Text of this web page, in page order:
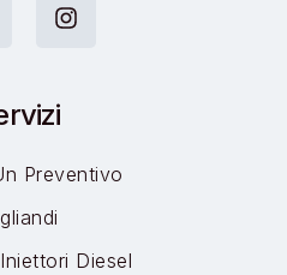
Preventivo
Diesel